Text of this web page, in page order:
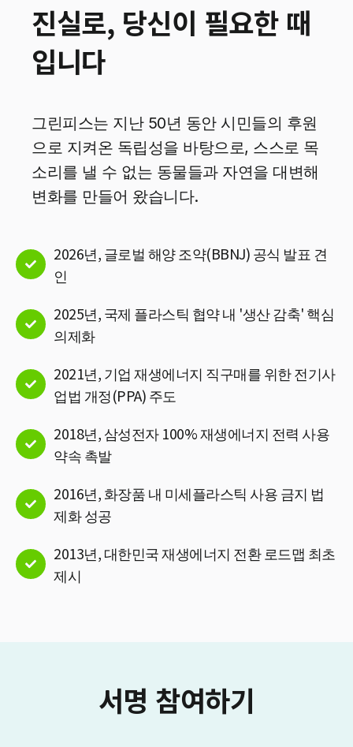
진실로, 당신이 필요한 때
입니다
그린피스는 지난 50년 동안 시민들의 후원
으로 지켜온 독립성을 바탕으로, 스스로 목
소리를 낼 수 없는 동물들과 자연을 대변해
변화를 만들어 왔습니다.
2026년, 글로벌 해양 조약(BBNJ) 공식 발표 견
인
2025년, 국제 플라스틱 협약 내 '생산 감축' 핵심
의제화
2021년, 기업 재생에너지 직구매를 위한 전기사
업법 개정(PPA) 주도
2018년, 삼성전자 100% 재생에너지 전력 사용
약속 촉발
2016년, 화장품 내 미세플라스틱 사용 금지 법
제화 성공
2013년, 대한민국 재생에너지 전환 로드맵 최초
제시
서명 참여하기